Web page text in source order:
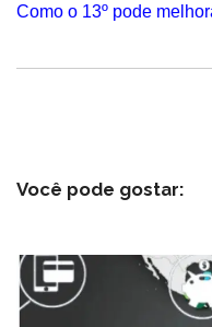
Como o 13º pode
Você pode gostar: